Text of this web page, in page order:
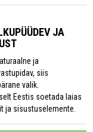
JA
ja
siis
valik.
Eestis soetada laias
ja sisustuselemente.